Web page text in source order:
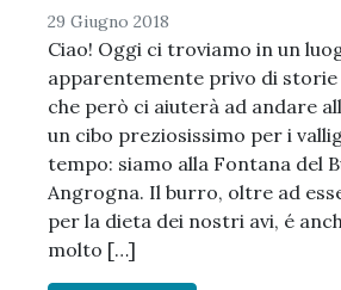
29 Giugno 2018
Ciao! Oggi ci troviamo in un
apparentemente privo di
che però ci aiuterà ad andare
un cibo preziosissimo per i
tempo: siamo alla Fontana del
Angrogna. Il burro, oltre ad
per la dieta dei nostri avi, é
molto […]